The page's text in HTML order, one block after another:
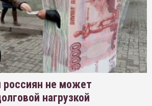
не может
нагрузкой